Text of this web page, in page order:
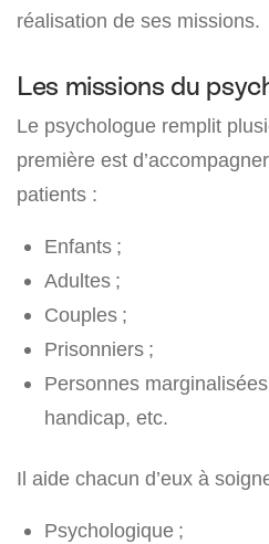
réalisation de ses missions.
Les missions du
Le psychologue remplit
première est
patients :
Enfants ;
Adultes ;
Couples ;
Prisonniers ;
Personnes
handicap, etc.
Il aide chacun d’eux à
Psychologique ;